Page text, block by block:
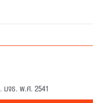
จธ. พ.ศ. 2541